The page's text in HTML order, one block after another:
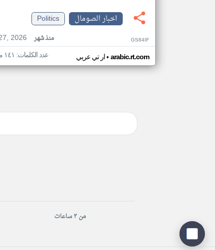
اخبار الصومال
Politics
2026
منذ شهر GS84IF
ار تي عربي• arabic.rt.com عدد الكلمات: ١٤١ ميديا: ٢
من ٣ ساعات